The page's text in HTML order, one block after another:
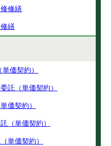
修繕
繕
価契約）
託（単価契約）
価契約）
（単価契約）
単価契約）